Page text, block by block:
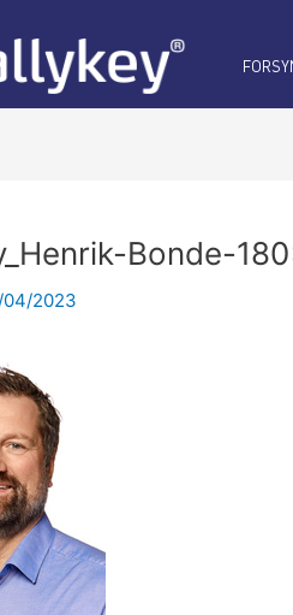
Bonde-
04/2023